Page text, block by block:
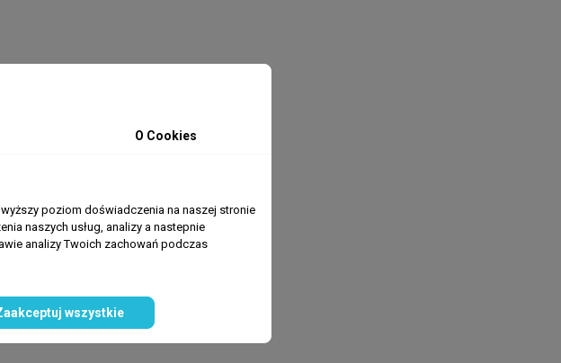
O Cookies
poziom doświadczenia na naszej stronie
naszych usług, analizy a nastepnie
analizy Twoich zachowań podczas
wszystkie